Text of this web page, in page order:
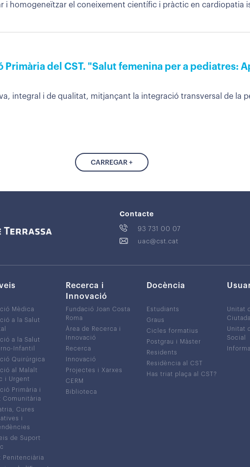
i homogeneïtzar el coneixement científic i pràctic en cardiopatia
Primària del CST. "Salut femenina per a pediatres:
integral i de qualitat, mitjançant la integració transversal de la
CARREGAR +
Contacte
93 731 00 07
uac@cst.cat
Mèdica
a la Salut
a la Salut
Infantil
Quirúrgica
al Malalt
i Urgent
Primària i
Comunitària
Cures
i
de Suport
Penitenciària
Recerca i
Innovació
Fundació Joan Costa
Roma
Àrea de Recerca i
Innovació
Recerca
Innovació
Projectes i Xarxes
CERM
Biblioteca
Docència
Estudiants
Graus
Cicles formatius
Postgrau i Màster
Residents
Residència al CST
Has triat plaça al CST?
Unitat
Unitat
Social